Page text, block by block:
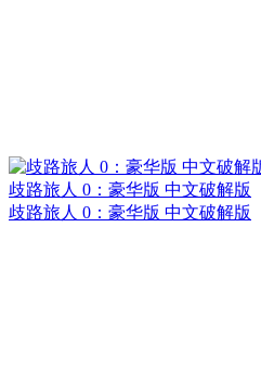
歧路旅人 0：豪华版 中文破解版
歧路旅人 0：豪华版 中文破解版